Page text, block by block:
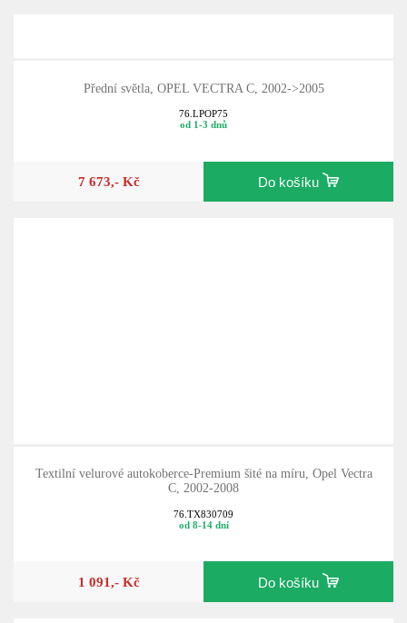
Přední světla, OPEL VECTRA C, 2002->2005
76.LPOP75
od 1-3 dnů
7 673,- Kč Do košíku
Textilní velurové autokoberce-Premium šité na míru, Opel Vectra
C, 2002-2008
76.TX830709
od 8-14 dní
1 091,- Kč Do košíku